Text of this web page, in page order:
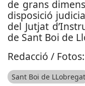
de grans
disposició
del Jutjat
de Sant Boi de
Redacció /
Sant Boi de LLobregat